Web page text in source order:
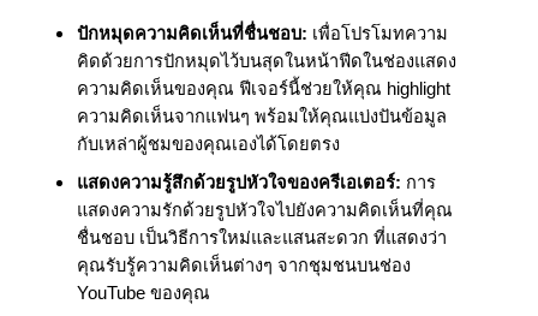
ปักหมุดความคิดเห็นที่ชื่นชอบ: เพื่อโปรโมทความ
คิดด้วยการปักหมุดไว้บนสุดในหน้าฟีดในช่องแสดง
ความคิดเห็นของคุณ ฟีเจอร์นี้ช่วยให้คุณ highlight
ความคิดเห็นจากแฟนๆ พร้อมให้คุณแบ่งปันข้อมูล
กับเหล่าผู้ชมของคุณเองได้โดยตรง
แสดงความรู้สึกด้วยรูปหัวใจของครีเอเตอร์: การ
แสดงความรักด้วยรูปหัวใจไปยังความคิดเห็นที่คุณ
ชื่นชอบ เป็นวิธีการใหม่และแสนสะดวก ที่แสดงว่า
คุณรับรู้ความคิดเห็นต่างๆ จากชุมชนบนช่อง
YouTube ของคุณ